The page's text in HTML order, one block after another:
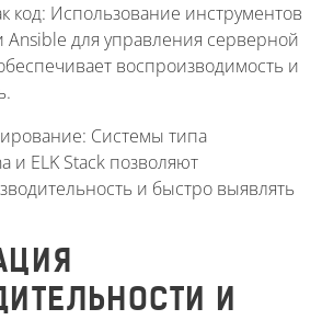
код: Использование инструментов
Ansible для управления серверной
воспроизводимость и
Системы типа
и ELK Stack позволяют
и быстро выявлять
И